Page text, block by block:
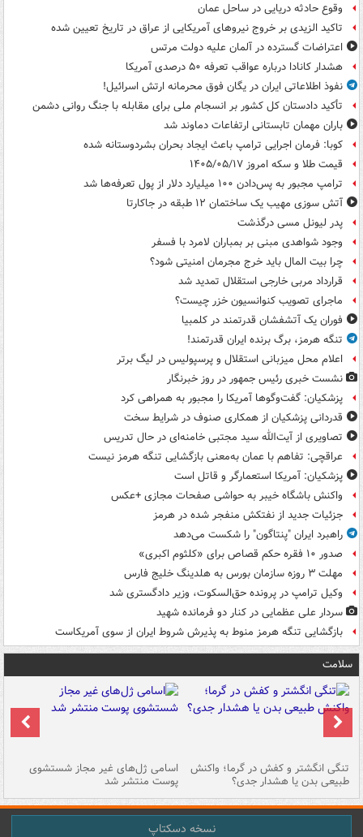
وقوع حادثه دریایی در ساحل عمان
تاکید الزیدی بر خروج نیروهای آمریکایی از عراق در تاریخ تعیین شده
اعتراضات گسترده در آلمان علیه دولت مرتس
هشدار کانادا درباره عواقب تعرفه ۵۰ درصدی آمریکا
نفوذ اطلاعاتی ایران در یگان فوق محرمانه ارتش اسرائیل!
تأکید دادستان کل کشور بر انسجام ملی برای مقابله با جنگ روانی دشمن
باران مهمان تابستانی ارتفاعات دماوند شد
کوبا: فرمان اجرایی ترامپ باعث ایجاد بحران بشردوستانه شده
قیمت طلا و سکه امروز ۱۴۰۵/۰۵/۱۷
ترامپ مجبور به پس‌دادن ۱۰۰ میلیارد دلار از پول تعرفه‌ها شد
آتش سوزی مهیب یک ساختمان ۱۲ طبقه در جاکارتا
پدر لیونل مسی درگذشت
وجود شواهدی مبنی بر بمباران لامرد با فسفر
چرا بیت المال باید خرج مجرمان امنیتی شود؟
قرارداد مربی خارجی استقلال تمدید شد
ماجرای تصویب کنوانسیون خزر چیست؟
فوران یک آتشفشان قدرتمند در کلمبیا
تنگه هرمز، برگ برنده ایران قدرتمند!
اعلام محل میزبانی استقلال و پرسپولیس در لیگ برتر
نشست خبری رئیس جمهور در روز خبرنگار
پزشکیان: گفت‌وگوها آمریکا را مجبور به همراهی کرد
قدردانی پزشکیان از همکاری صنوف در شرایط سخت
تصاویری از آیت‌الله سید مجتبی خامنه‌ای در حال تدریس
عراقچی: تفاهم با عمان به‌معنی بازگشایی تنگه هرمز نیست
پزشکیان: آمریکا استعمارگر و قاتل است
واکنش باشگاه خیبر به حواشی صفحات مجازی +عکس
جزئیات جدید از نفتکش منفجر شده در هرمز
راهبرد ایران "پنتاگون" را شکست می‌دهد
صدور ۱۰ فقره حکم قصاص برای «کلثوم اکبری»
مهلت ۳ روزه سازمان بورس به هلدینگ خلیج فارس
وکیل ترامپ در پرونده حق‌السکوت، وزیر دادگستری شد
سردار علی عظمایی در کنار دو فرمانده شهید
بازگشایی تنگه هرمز منوط به پذیرش شروط ایران از سوی آمریکاست
سلامت
تنگی انگشتر و کفش در گرما؛ واکنش
طبیعی بدن یا هشدار جدی؟
اسامی ژل‌های غیر مجاز شستشوی
پوست منتشر شد
نسخه دسکتاپ